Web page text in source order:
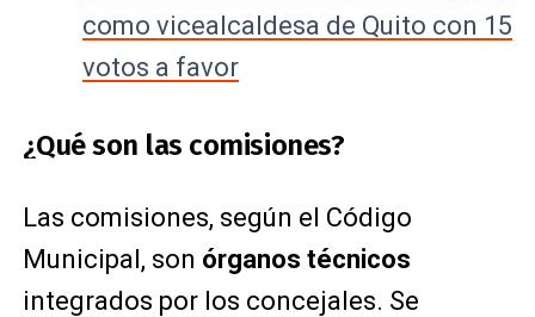
como vicealcaldesa de Quito con 15
votos a favor
¿Qué son las comisiones?
Las comisiones, según el Código
Municipal, son órganos técnicos
integrados por los concejales. Se